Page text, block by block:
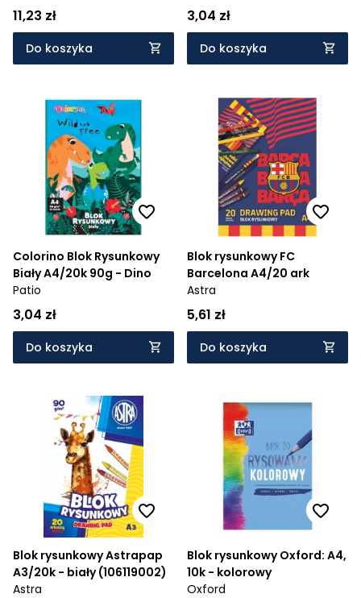
11,23 zł
Do koszyka
3,04 zł
Do koszyka
Colorino Blok Rysunkowy
Biały A4/20k 90g - Dino
Patio
3,04 zł
Do koszyka
Blok rysunkowy FC
Barcelona A4/20 ark
Astra
5,61 zł
Do koszyka
Blok rysunkowy Astrapap
A3/20k - biały (106119002)
Astra
Blok rysunkowy Oxford: A4,
10k - kolorowy
Oxford